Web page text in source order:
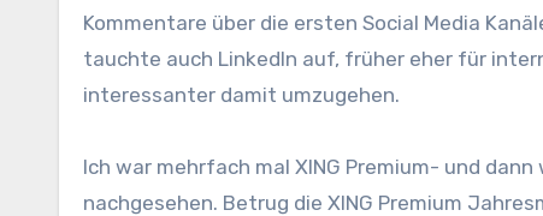
Kommentare über die ersten Social Media
tauchte auch LinkedIn auf, früher eher für
interessanter damit umzugehen.
Ich war mehrfach mal XING Premium- und
nachgesehen. Betrug die XING Premium